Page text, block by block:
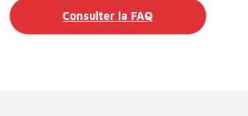
Consulter la FAQ